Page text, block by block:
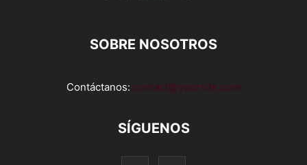
SOBRE NOSOTROS
Contáctanos: contact@yoursite.com
SÍGUENOS